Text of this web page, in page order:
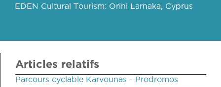
EDEN Cultural Tourism: Orini Larnaka, Cyprus
Articles relatifs
Parcours cyclable Karvounas - Prodromos